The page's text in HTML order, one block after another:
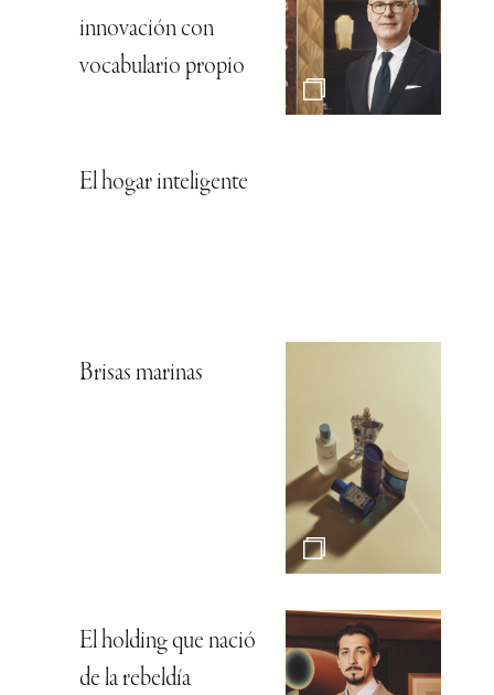
innovación con
vocabulario propio
El hogar inteligente
Brisas marinas
El holding que nació
de la rebeldía